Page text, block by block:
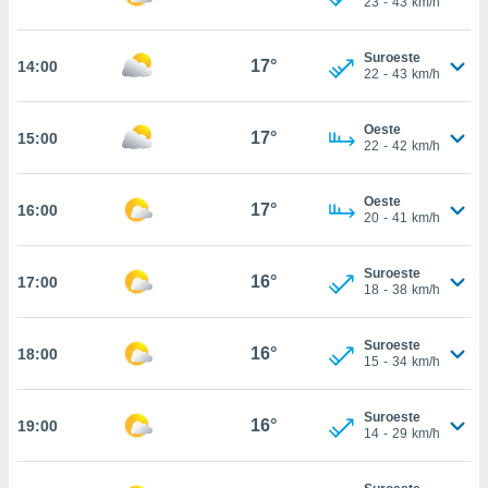
se
Puedes
web a
14:00 17°
Suroeste
22 - 43 km/h
15:00 17°
Oeste
22 - 42 km/h
16:00 17°
Oeste
20 - 41 km/h
17:00 16°
Suroeste
18 - 38 km/h
18:00 16°
Suroeste
15 - 34 km/h
19:00 16°
Suroeste
14 - 29 km/h